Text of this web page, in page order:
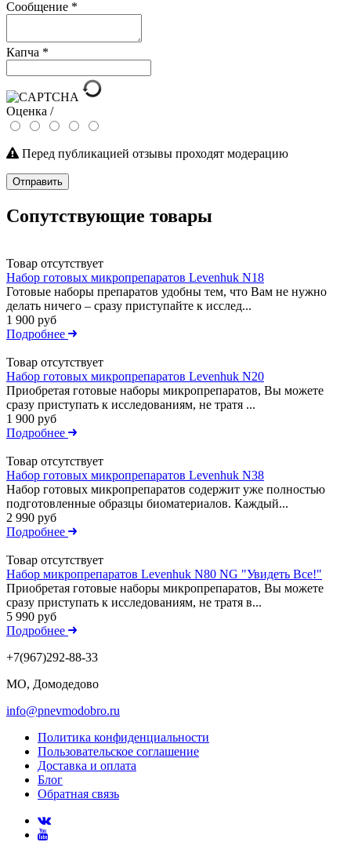
Сообщение *
Капча *
Оценка /
Перед публикацией отзывы проходят модерацию
Отправить
Сопутствующие товары
Товар отсутствует
Набор готовых микропрепаратов Levenhuk N18
Готовые наборы препаратов удобны тем, что Вам не нужно
делать ничего – сразу приступайте к исслед...
1 900 руб
Подробнее
Товар отсутствует
Набор готовых микропрепаратов Levenhuk N20
Приобретая готовые наборы микропрепаратов, Вы можете
сразу приступать к исследованиям, не тратя ...
1 900 руб
Подробнее
Товар отсутствует
Набор готовых микропрепаратов Levenhuk N38
Набор готовых микропрепаратов содержит уже полностью
подготовленные образцы биоматериалов. Каждый...
2 990 руб
Подробнее
Товар отсутствует
Набор микропрепаратов Levenhuk N80 NG "Увидеть Все!"
Приобретая готовые наборы микропрепаратов, Вы можете
сразу приступать к исследованиям, не тратя в...
5 990 руб
Подробнее
+7(967)292-88-33
МО, Домодедово
info@pnevmodobro.ru
Политика конфиденциальности
Пользовательское соглашение
Доставка и оплата
Блог
Обратная связь